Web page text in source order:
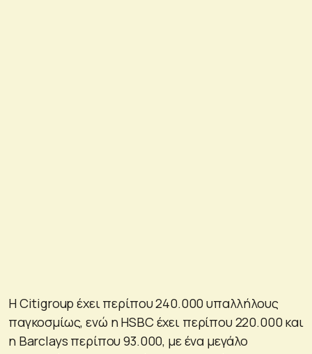
Η Citigroup έχει περίπου 240.000 υπαλλήλους
παγκοσμίως, ενώ η HSBC έχει περίπου 220.000 και
η Barclays περίπου 93.000, με ένα μεγάλο